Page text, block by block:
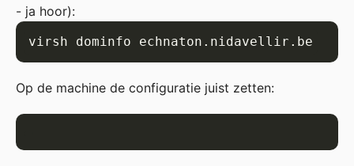
- ja hoor):
Op de machine de configuratie juist zetten: